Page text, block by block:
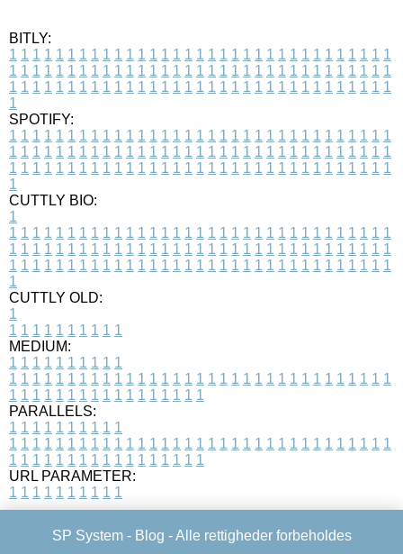
BITLY:
1 1 1 1 1 1 1 1 1 1 1 1 1 1 1 1 1 1 1 1 1 1 1 1 1 1 1 1 1 1 1 1 1
1 1 1 1 1 1 1 1 1 1 1 1 1 1 1 1 1 1 1 1 1 1 1 1 1 1 1 1 1 1 1 1 1
1 1 1 1 1 1 1 1 1 1 1 1 1 1 1 1 1 1 1 1 1 1 1 1 1 1 1 1 1 1 1 1 1
1
SPOTIFY:
1 1 1 1 1 1 1 1 1 1 1 1 1 1 1 1 1 1 1 1 1 1 1 1 1 1 1 1 1 1 1 1 1
1 1 1 1 1 1 1 1 1 1 1 1 1 1 1 1 1 1 1 1 1 1 1 1 1 1 1 1 1 1 1 1 1
1 1 1 1 1 1 1 1 1 1 1 1 1 1 1 1 1 1 1 1 1 1 1 1 1 1 1 1 1 1 1 1 1
1
CUTTLY BIO:
1
1 1 1 1 1 1 1 1 1 1 1 1 1 1 1 1 1 1 1 1 1 1 1 1 1 1 1 1 1 1 1 1 1
1 1 1 1 1 1 1 1 1 1 1 1 1 1 1 1 1 1 1 1 1 1 1 1 1 1 1 1 1 1 1 1 1
1 1 1 1 1 1 1 1 1 1 1 1 1 1 1 1 1 1 1 1 1 1 1 1 1 1 1 1 1 1 1 1 1
1
CUTTLY OLD:
1
1 1 1 1 1 1 1 1 1 1
MEDIUM:
1 1 1 1 1 1 1 1 1 1
1 1 1 1 1 1 1 1 1 1 1 1 1 1 1 1 1 1 1 1 1 1 1 1 1 1 1 1 1 1 1 1 1
1 1 1 1 1 1 1 1 1 1 1 1 1 1 1 1 1
PARALLELS:
1 1 1 1 1 1 1 1 1 1
1 1 1 1 1 1 1 1 1 1 1 1 1 1 1 1 1 1 1 1 1 1 1 1 1 1 1 1 1 1 1 1 1
1 1 1 1 1 1 1 1 1 1 1 1 1 1 1 1 1
URL PARAMETER:
1 1 1 1 1 1 1 1 1 1
SP System - Blog - Alle rettigheder forbeholdes